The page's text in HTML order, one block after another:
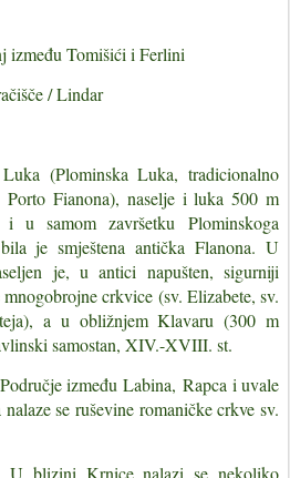
između Tomišići i Ferlini
/ Lindar
(Plominska Luka, tradicionalno
Porto Fianona), naselje i luka 500 m
i u samom završetku Plominskoga
je smještena antičkaFlanona. U
je, u antici napušten, sigurniji
crkvice (sv. Elizabete, sv.
a u obližnjem Klavaru (300 m
samostan, XIV.-XVIII. st.
Područje izmeđuLabina, Rapca i uvale
se ruševine romaničke crkve sv.
U blizini Krnice nalazi se nekoliko